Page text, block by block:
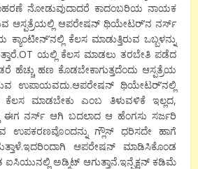
ನೋಡುವುದಾದರೆ ಕಾದಂಬರಿಯ ನಾಯಕ
ಆಸ್ಪತ್ರೆಯಲ್ಲಿ ಆಪರೇಷನ್ ಥಿಯೇಟರ್’ನ ನರ್ಸ್
ಕೆಲಸ ಮಾಡುತ್ತಿರುವ ಒಬ್ಬಳನ್ನು
ಯಲ್ಲಿ ಕೆಲಸ ಮಾಡಲು ತರಬೇತಿ ಪಡೆದ
ಹೆಚ್ಚು ಹಣ ಕೊಡಬೇಕಾಗುತ್ತದೆಂದು ಆಸ್ಪತ್ರೆಯ
ಉಪಾಯವದು.ಆಪರೇಷನ್ ಥಿಯೇಟರ್’ನಲ್ಲಿ
ಕೆಲಸ ಮಾಡಬೇಕು ಎಂಬ ತಿಳುವಳಿಕೆ ಇಲ್ಲದ,
ಈಗ ನರ್ಸ್ ಆಗಿ ಬದಲಾದ ಆ ಹೆಂಗಸು ಸರ್ಜರಿ
ಗ್ಲೌಸ್ ಧರಿಸದೇ ಹಾಗೆ
ಆಪರೇಷನ್ ಮಾಡಿಸಿಕೊಂಡ
ಅಡ್ಮಿಟ್ ಆಗುತ್ತಾನೆ.ಇನ್ಫೆಕ್ಷನ್ ಕಡಿಮೆ